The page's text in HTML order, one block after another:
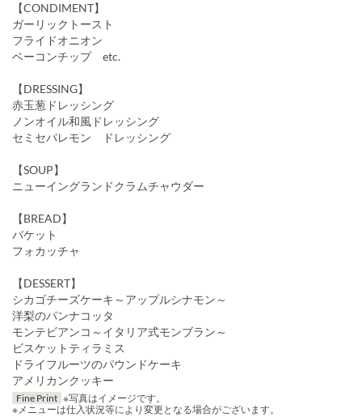
【CONDIMENT】
ガーリックトースト
フライドオニオン
ベーコンチップ etc.
【DRESSING】
赤玉葱ドレッシング
ノンオイル和風ドレッシング
セミセパレモン ドレッシング
【SOUP】
ニューイングランドクラムチャウダー
【BREAD】
バケット
フォカッチャ
【DESSERT】
シカゴチーズケーキ～アップルシナモン～
洋梨のパンナコッタ
モンテビアンコ～イタリア式モンブラン～
ビスケットティラミス
ドライフルーツのパウンドケーキ
アメリカンクッキー
Fine Print ※写真はイメージです。
※メニューは仕入状況等により変更となる場合がございます。